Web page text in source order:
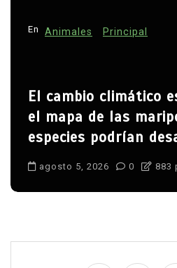
En Animales Principal
El cambio climático
el mapa de las
especies podrían
agosto 5, 2026 0 883